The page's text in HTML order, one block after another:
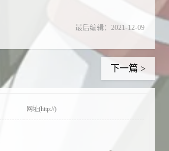
最后编辑：2021-12-09
下一篇 >